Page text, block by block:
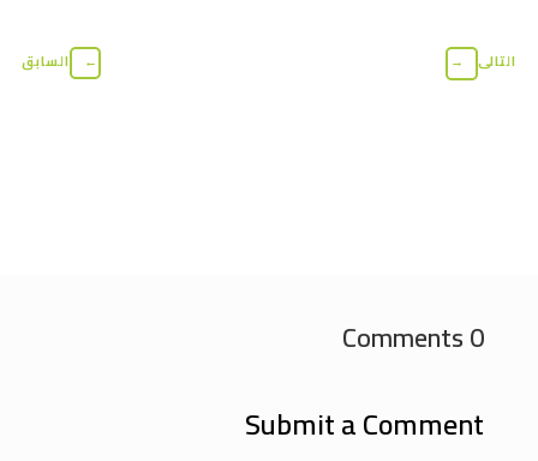
← السابق التالى →
0 Comments
Submit a Comment